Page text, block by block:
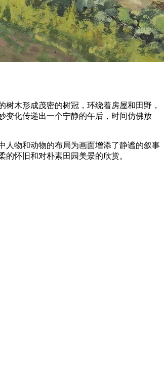
木形成茂密的树冠，环绕着房屋和田野，
变化传递出一个宁静的午后，时间仿佛放
物和动物的布局为画面增添了静谧的叙事
怀旧和对朴素田园美景的欣赏。